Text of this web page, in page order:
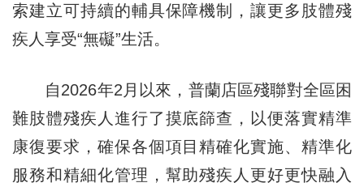
索建立可持續的輔具保障機制，讓更多肢體殘
疾人享受“無礙”生活。
自2026年2月以來，普蘭店區殘聯對全區困
難肢體殘疾人進行了摸底篩查，以便落實精準
康復要求，確保各個項目精確化實施、精準化
服務和精細化管理，幫助殘疾人更好更快融入